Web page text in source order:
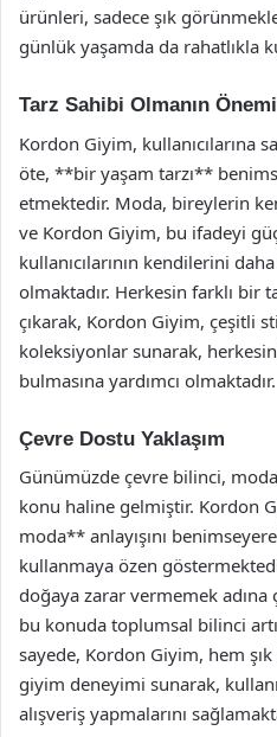
ürünleri, sadece şık
günlük yaşamda da rahatlıkla
Tarz Sahibi Olmanın Önemi
Kordon Giyim, kullanıcılarına
öte, **bir yaşam tarzı**
etmektedir. Moda, bireylerin
ve Kordon Giyim, bu ifadeyi
kullanıcılarının kendilerini
olmaktadır. Herkesin farklı bir
çıkarak, Kordon Giyim, çeşitli
koleksiyonlar sunarak,
bulmasına yardımcı olmaktadır.
Çevre Dostu Yaklaşım
Günümüzde çevre bilinci,
konu haline gelmiştir. Kordon
moda** anlayışını
kullanmaya özen
doğaya zarar vermemek
bu konuda toplumsal bilinci
sayede, Kordon Giyim, hem
giyim deneyimi sunarak,
alışveriş yapmalarını